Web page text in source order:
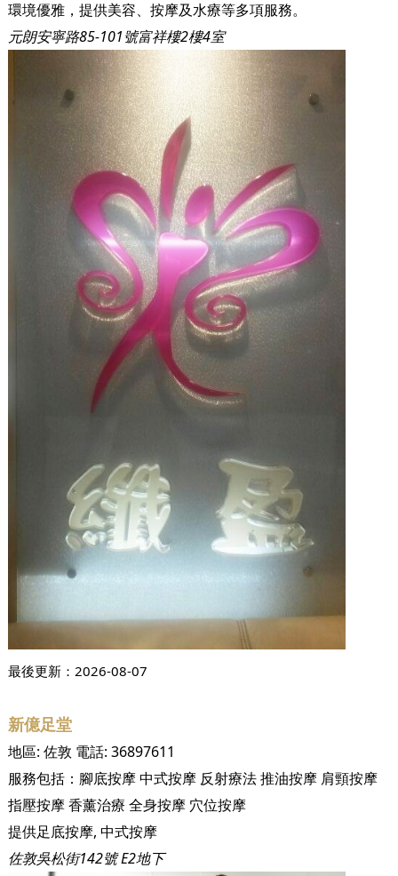
環境優雅，提供美容、按摩及水療等多項服務。
元朗安寧路85-101‎號富祥樓2樓4室
最後更新： 2026-08-07
新億足堂
地區: 佐敦 電話: 36897611
服務包括： 腳底按摩中式按摩 反射療法推油按摩 肩頸按摩
指壓按摩香薰治療 全身按摩 穴位按摩
提供足底按摩, 中式按摩
佐敦吳松街142號 E2地下